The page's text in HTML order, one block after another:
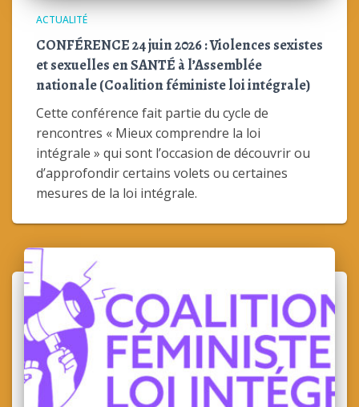
ACTUALITÉ
CONFÉRENCE 24 juin 2026 : Violences sexistes
et sexuelles en SANTÉ à l’Assemblée
nationale (Coalition féministe loi intégrale)
Cette conférence fait partie du cycle de
rencontres « Mieux comprendre la loi
intégrale » qui sont l’occasion de découvrir ou
d’approfondir certains volets ou certaines
mesures de la loi intégrale.